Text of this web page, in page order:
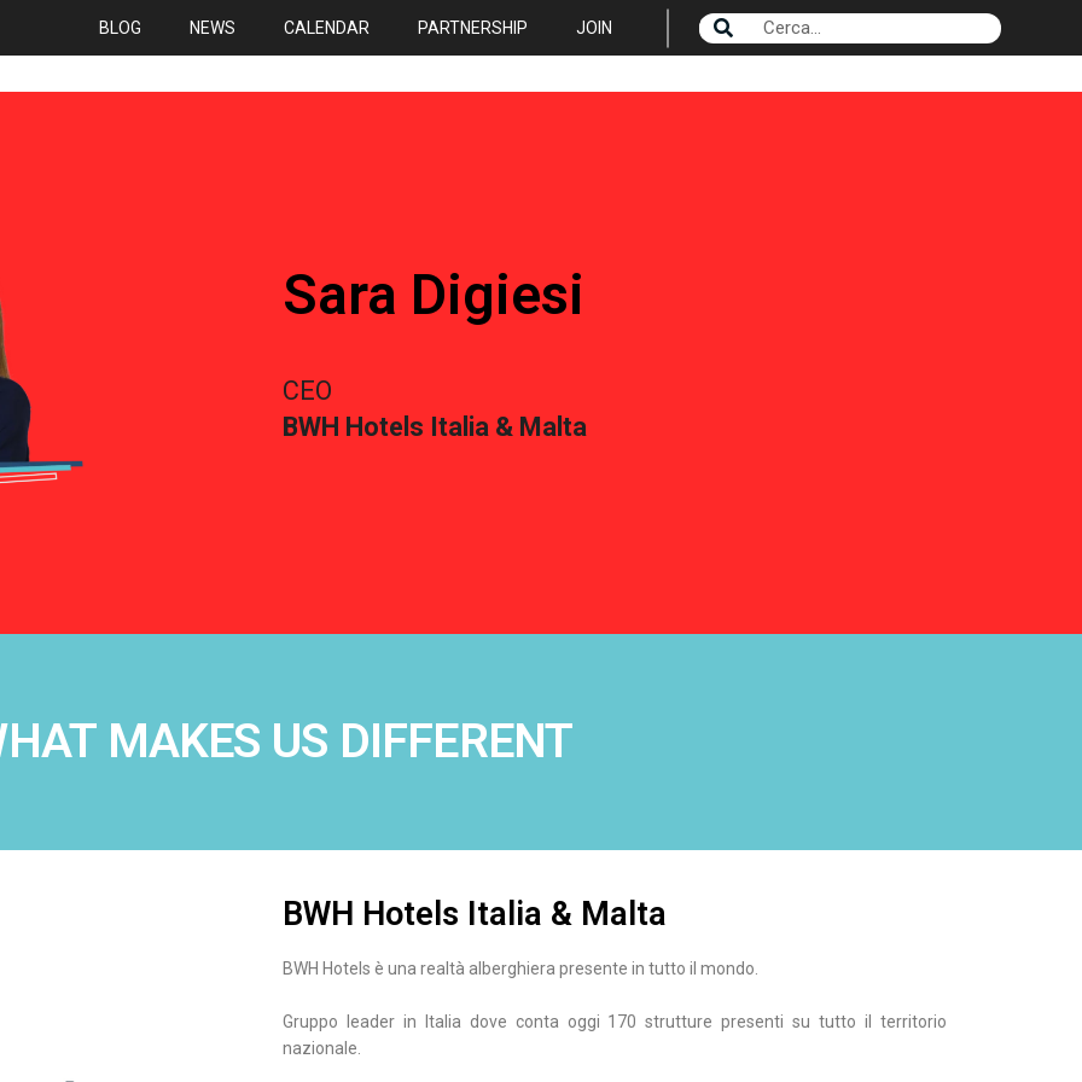
BLOG NEWS CALENDAR PARTNERSHIP JOIN
Sara Digiesi
CEO
BWH Hotels Italia & Malta
MAKES US DIFFERENT
BWH Hotels Italia & Malta
BWH Hotels è una realtà alberghiera presente in tutto il mondo.
Gruppo leader in Italia dove conta oggi 170 strutture presenti su tutto il territorio
nazionale.